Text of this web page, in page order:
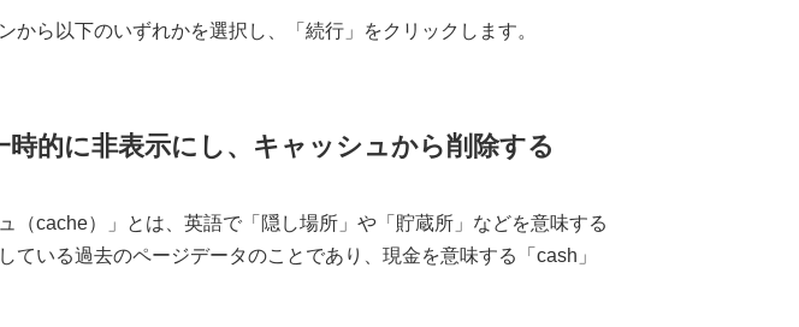
から以下のいずれかを選択し、「続行」をクリックします。
的に非表示にし、キャッシュから削除する
（cache）」とは、英語で「隠し場所」や「貯蔵所」などを意味する
ている過去のページデータのことであり、現金を意味する「cash」